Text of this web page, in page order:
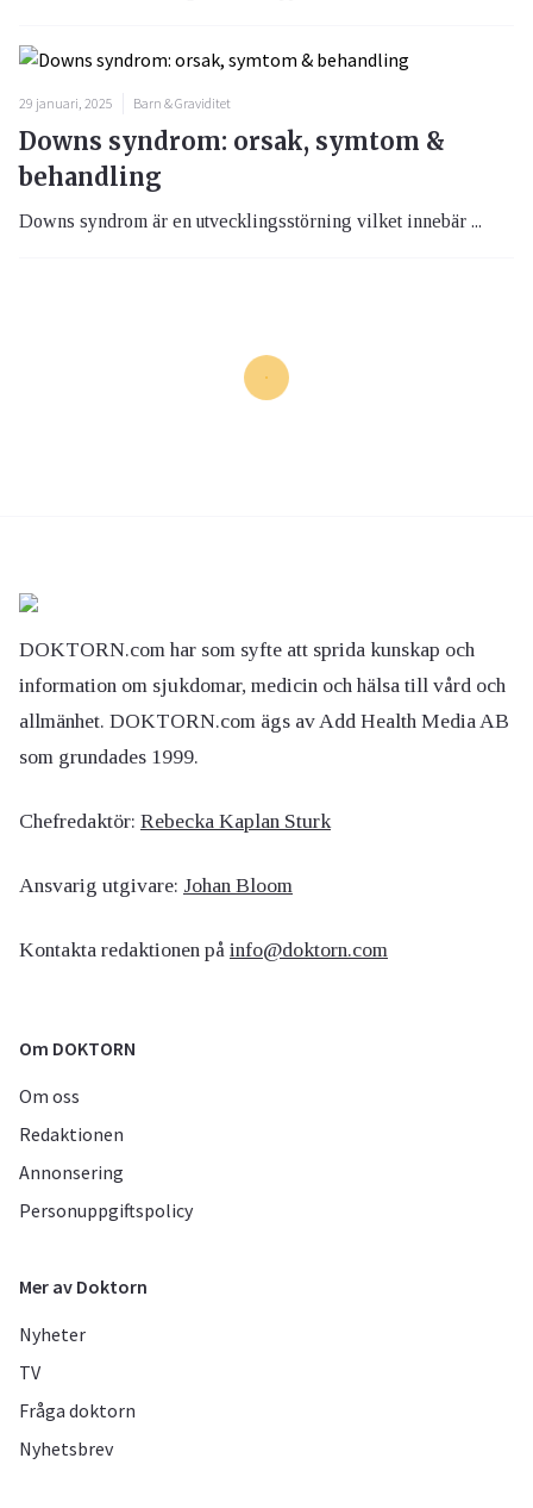
29 januari, 2025 Barn & Graviditet
Downs syndrom: orsak, symtom &
behandling
Downs syndrom är en utvecklingsstörning vilket innebär ...
DOKTORN.com har som syfte att sprida kunskap och
information om sjukdomar, medicin och hälsa till vård och
allmänhet. DOKTORN.com ägs av Add Health Media AB
som grundades 1999.
Chefredaktör: Rebecka Kaplan Sturk
Ansvarig utgivare: Johan Bloom
Kontakta redaktionen på info@doktorn.com
Om DOKTORN
Om oss
Redaktionen
Annonsering
Personuppgiftspolicy
Mer av Doktorn
Nyheter
TV
Fråga doktorn
Nyhetsbrev